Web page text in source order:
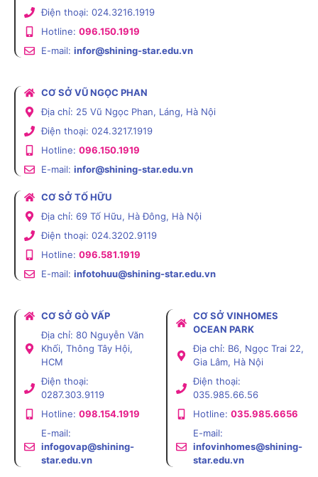
Điện thoại: 024.3216.1919
Hotline: 096.150.1919
E-mail: infor@shining-star.edu.vn
CƠ SỞ VŨ NGỌC PHAN
Địa chỉ: 25 Vũ Ngọc Phan, Láng, Hà Nội
Điện thoại: 024.3217.1919
Hotline: 096.150.1919
E-mail: infor@shining-star.edu.vn
CƠ SỞ TỐ HỮU
Địa chỉ: 69 Tố Hữu, Hà Đông, Hà Nội
Điện thoại: 024.3202.9119
Hotline: 096.581.1919
E-mail: infotohuu@shining-star.edu.vn
CƠ SỞ GÒ VẤP
Địa chỉ: 80 Nguyễn Văn
Khối, Thông Tây Hội,
HCM
Điện thoại:
0287.303.9119
Hotline: 098.154.1919
E-mail:
infogovap@shining-
star.edu.vn
CƠ SỞ VINHOMES
OCEAN PARK
Địa chỉ: B6, Ngọc Trai 22,
Gia Lâm, Hà Nội
Điện thoại:
035.985.66.56
Hotline: 035.985.6656
E-mail:
infovinhomes@shining-
star.edu.vn